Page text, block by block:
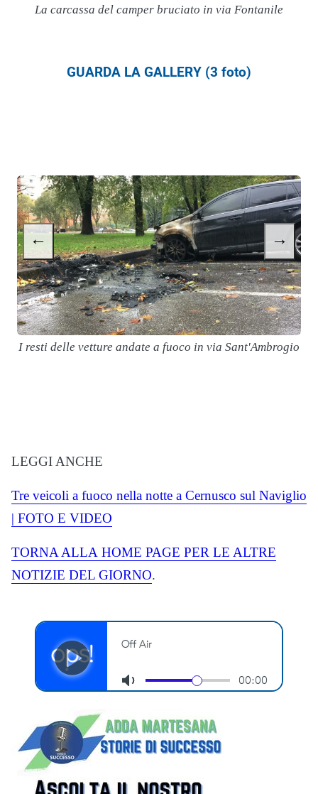
La carcassa del camper bruciato in via Fontanile
GUARDA LA GALLERY (3 foto)
I resti delle vetture andate a fuoco in via Sant'Ambrogio
← →
LEGGI ANCHE
Tre veicoli a fuoco nella notte a Cernusco sul Naviglio
| FOTO E VIDEO
TORNA ALLA HOME PAGE PER LE ALTRE
NOTIZIE DEL GIORNO.